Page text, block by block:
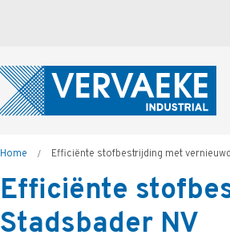
Kruimelpad
Home Efficiënte stofbestrijding met
Efficiënte
Stadsbader NV